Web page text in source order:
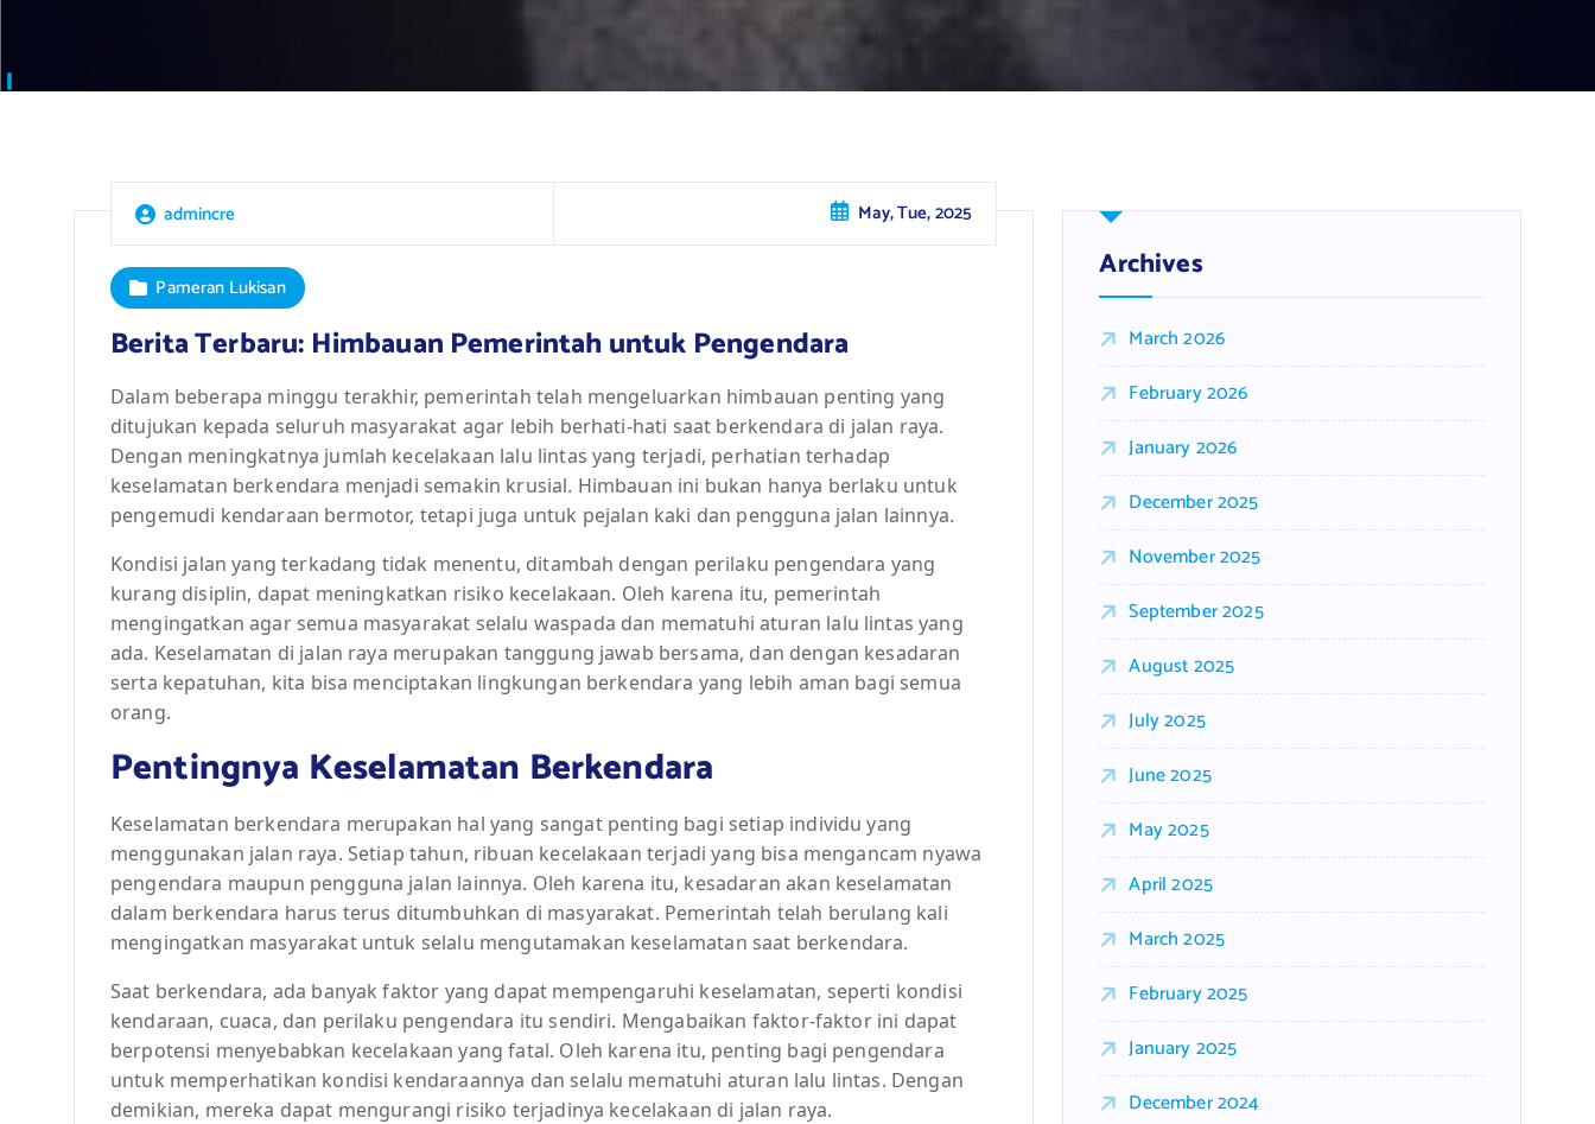
admincre May, Tue, 2025
Pameran Lukisan
Berita Terbaru: Himbauan Pemerintah untuk Pengendara
Dalam beberapa minggu terakhir, pemerintah telah mengeluarkan himbauan penting yang
ditujukan kepada seluruh masyarakat agar lebih berhati-hati saat berkendara di jalan raya.
Dengan meningkatnya jumlah kecelakaan lalu lintas yang terjadi, perhatian terhadap
keselamatan berkendara menjadi semakin krusial. Himbauan ini bukan hanya berlaku untuk
pengemudi kendaraan bermotor, tetapi juga untuk pejalan kaki dan pengguna jalan lainnya.
Kondisi jalan yang terkadang tidak menentu, ditambah dengan perilaku pengendara yang
kurang disiplin, dapat meningkatkan risiko kecelakaan. Oleh karena itu, pemerintah
mengingatkan agar semua masyarakat selalu waspada dan mematuhi aturan lalu lintas yang
ada. Keselamatan di jalan raya merupakan tanggung jawab bersama, dan dengan kesadaran
serta kepatuhan, kita bisa menciptakan lingkungan berkendara yang lebih aman bagi semua
orang.
Pentingnya Keselamatan Berkendara
Keselamatan berkendara merupakan hal yang sangat penting bagi setiap individu yang
menggunakan jalan raya. Setiap tahun, ribuan kecelakaan terjadi yang bisa mengancam nyawa
pengendara maupun pengguna jalan lainnya. Oleh karena itu, kesadaran akan keselamatan
dalam berkendara harus terus ditumbuhkan di masyarakat. Pemerintah telah berulang kali
mengingatkan masyarakat untuk selalu mengutamakan keselamatan saat berkendara.
Saat berkendara, ada banyak faktor yang dapat mempengaruhi keselamatan, seperti kondisi
kendaraan, cuaca, dan perilaku pengendara itu sendiri. Mengabaikan faktor-faktor ini dapat
berpotensi menyebabkan kecelakaan yang fatal. Oleh karena itu, penting bagi pengendara
untuk memperhatikan kondisi kendaraannya dan selalu mematuhi aturan lalu lintas. Dengan
demikian, mereka dapat mengurangi risiko terjadinya kecelakaan di jalan raya.
Archives
March 2026
February 2026
January 2026
December 2025
November 2025
September 2025
August 2025
July 2025
June 2025
May 2025
April 2025
March 2025
February 2025
January 2025
December 2024